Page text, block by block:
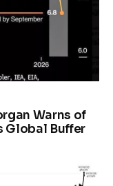
Warns of
Global Buffer